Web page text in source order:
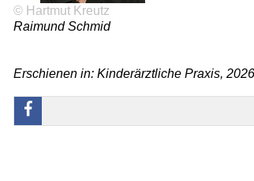
© Hartmut Kreutz
Raimund Schmid
Erschienen in: Kinderärztliche Praxis,